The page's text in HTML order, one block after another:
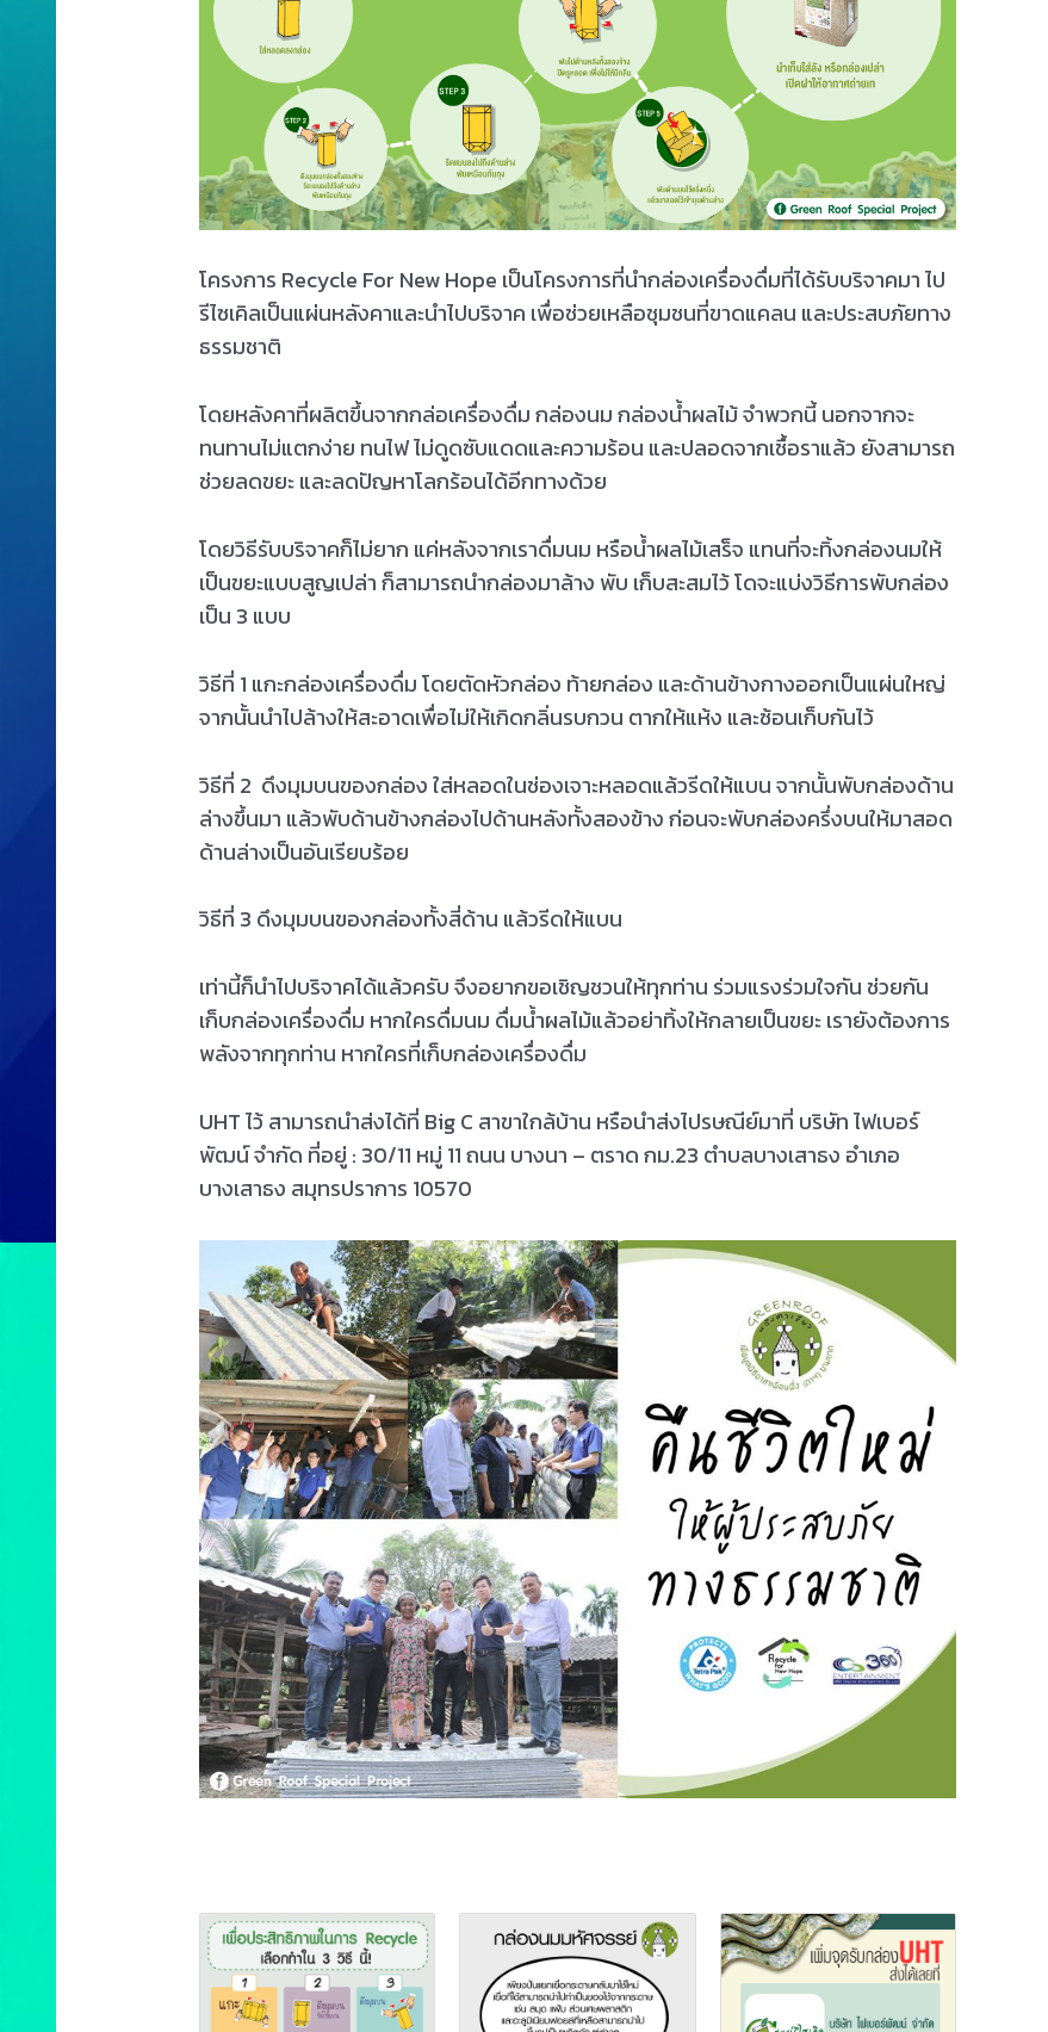
โครงการ Recycle For New Hope เป็นโครงการที่นำกล่องเครื่องดื่มที่ได้รับบริจาคมา ไป
รีไซเคิลเป็นแผ่นหลังคาและนำไปบริจาค เพื่อช่วยเหลือชุมชนที่ขาดแคลน และประสบภัยทาง
ธรรมชาติ
โดยหลังคาที่ผลิตขึ้นจากกล่อเครื่องดื่ม กล่องนม กล่องน้ำผลไม้ จำพวกนี้ นอกจากจะ
ทนทานไม่แตกง่าย ทนไฟ ไม่ดูดซับแดดและความร้อน และปลอดจากเชื้อราแล้ว ยังสามารถ
ช่วยลดขยะ และลดปัญหาโลกร้อนได้อีกทางด้วย
โดยวิธีรับบริจาคก็ไม่ยาก แค่หลังจากเราดื่มนม หรือน้ำผลไม้เสร็จ แทนที่จะทิ้งกล่องนมให้
เป็นขยะแบบสูญเปล่า ก็สามารถนำกล่องมาล้าง พับ เก็บสะสมไว้ โดจะแบ่งวิธีการพับกล่อง
เป็น 3 แบบ
วิธีที่ 1 แกะกล่องเครื่องดื่ม โดยตัดหัวกล่อง ท้ายกล่อง และด้านข้างกางออกเป็นแผ่นใหญ่
จากนั้นนำไปล้างให้สะอาดเพื่อไม่ให้เกิดกลิ่นรบกวน ตากให้แห้ง และซ้อนเก็บกันไว้
วิธีที่ 2 ดึงมุมบนของกล่อง ใส่หลอดในช่องเจาะหลอดแล้วรีดให้แบน จากนั้นพับกล่องด้าน
ล่างขึ้นมา แล้วพับด้านข้างกล่องไปด้านหลังทั้งสองข้าง ก่อนจะพับกล่องครึ่งบนให้มาสอด
ด้านล่างเป็นอันเรียบร้อย
วิธีที่ 3 ดึงมุมบนของกล่องทั้งสี่ด้าน แล้วรีดให้แบน
เท่านี้ก็นำไปบริจาคได้แล้วครับ จึงอยากขอเชิญชวนให้ทุกท่าน ร่วมแรงร่วมใจกัน ช่วยกัน
เก็บกล่องเครื่องดื่ม หากใครดื่มนม ดื่มน้ำผลไม้แล้วอย่าทิ้งให้กลายเป็นขยะ เรายังต้องการ
พลังจากทุกท่าน หากใครที่เก็บกล่องเครื่องดื่ม
UHT ไว้ สามารถนำส่งได้ที่ Big C สาขาใกล้บ้าน หรือนำส่งไปรษณีย์มาที่ บริษัท ไฟเบอร์
พัฒน์ จำกัด ที่อยู่ : 30/11 หมู่ 11 ถนน บางนา – ตราด กม.23 ตำบลบางเสาธง อำเภอ
บางเสาธง สมุทรปราการ 10570